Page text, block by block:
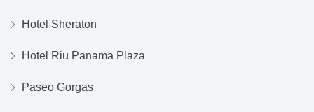
Hotel Sheraton
Hotel Riu Panama Plaza
Paseo Gorgas